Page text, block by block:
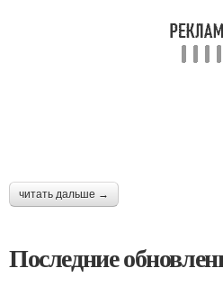
читать дальше →
Последние